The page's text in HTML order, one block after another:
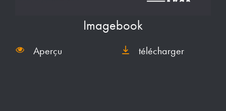
Imagebook
Aperçu télécharger